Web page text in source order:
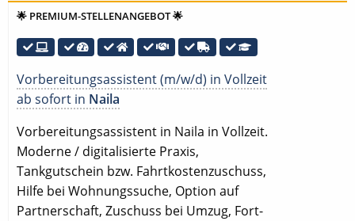
🌟 PREMIUM-STELLENANGEBOT 🌟
Vorbereitungsassistent (m/w/d) in Vollzeit
ab sofort in Naila
Vorbereitungsassistent in Naila in Vollzeit.
Moderne / digitalisierte Praxis,
Tankgutschein bzw. Fahrtkostenzuschuss,
Hilfe bei Wohnungssuche, Option auf
Partnerschaft, Zuschuss bei Umzug, Fort-